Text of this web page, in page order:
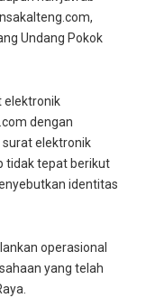
Undang Pokok
elektronik
dengan
surat elektronik
tidak tepat berikut
identitas
operasional
yang telah